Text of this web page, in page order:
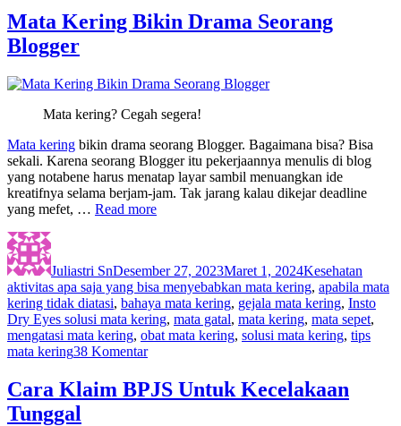
Air
Hangat
Untuk
Mata Kering Bikin Drama Seorang
Blogger
Mata kering? Cegah segera!
Mata kering bikin drama seorang Blogger. Bagaimana bisa? Bisa
sekali. Karena seorang Blogger itu pekerjaannya menulis di blog
yang notabene harus menatap layar sambil menuangkan ide
kreatifnya selama berjam-jam. Tak jarang kalau dikejar deadline
yang mefet, … Read more
Author
Juliastri SnDesember 27, 2023Maret 1, 2024Kesehatan
aktivitas apa saja yang bisa menyebabkan mata kering, apabila mata
kering tidak diatasi, bahaya mata kering, gejala mata kering, Insto
Dry Eyes solusi mata kering, mata gatal, mata kering, mata sepet,
mengatasi mata kering, obat mata kering, solusi mata kering, tips
mata kering38 Komentarpada
Kering
Bikin
Cara Klaim BPJS Untuk Kecelakaan
Tunggal